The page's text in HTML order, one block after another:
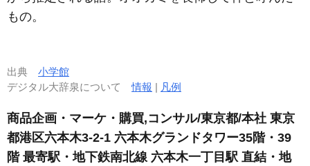
もの。
出典 小学館
デジタル大辞泉について情報 | 凡例
商品企画・マーケ・購買,コンサル/東京都/本社 東京
都港区六本木3-2-1 六本木グランドタワー35階・39
階 最寄駅・地下鉄南北線 六本木一丁目駅 直結・地